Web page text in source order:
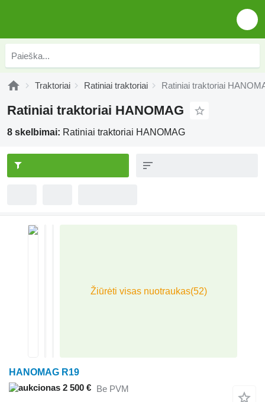
Traktoriai Ratiniai traktoriai Ratiniai traktoriai
Ratiniai traktoriai HANOMAG
8 skelbimai: Ratiniai traktoriai HANOMAG
HANOMAG R19
2 500 € Be PVM